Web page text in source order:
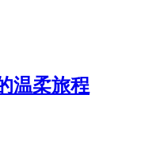
温柔旅程